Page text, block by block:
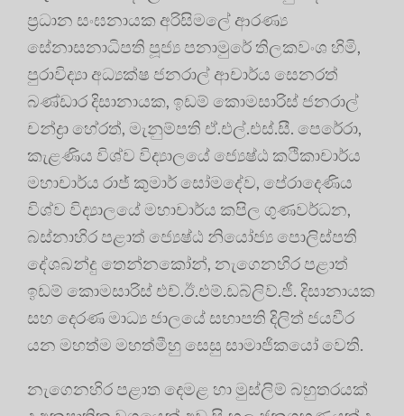
ප්‍රධාන සංඝනායක අරිසිමලේ ආරණ්‍ය
සේනාසනාධිපති පූජ්‍ය පනාමුරේ තිලකවංශ හිමි,
පුරාවිද්‍යා අධ්‍යක්ෂ ජනරාල් ආචාර්ය සෙනරත්
බණ්ඩාර දිසානායක, ඉඩම් කොමසාරිස් ජනරාල්
චන්ද්‍රා හේරත්, මැනුම්පති ඒ.එල්.එස්.සී. පෙරේරා,
කැළණිය විශ්ව විද්‍යාලයේ ජ්‍යෙෂ්ඨ කථිකාචාර්ය
මහාචාර්ය රාජ් කුමාර් සෝමදේව, පේරාදෙණිය
විශ්ව විද්‍යාලයේ මහාචාර්ය කපිල ගුණවර්ධන,
බස්නාහිර පළාත් ජ්‍යෙෂ්ඨ නියෝජ්‍ය පොලිස්පති
දේශබන්දු තෙන්නකෝන්, නැගෙනහිර පළාත්
ඉඩම් කොමසාරිස් එච්.ඊ.එම්.ඩබ්ලිව්.ජී. දිසානායක
සහ දෙරණ මාධ්‍ය ජාලයේ සභාපති දිලිත් ජයවීර
යන මහත්ම මහත්මීහු සෙසු සාමාජිකයෝ වෙති.
නැගෙනහිර පළාත දෙමළ හා මුස්ලිම් බහුතරයක්